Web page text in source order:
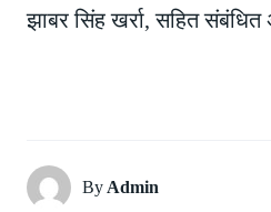
झाबर सिंह खर्रा, सहित
By Admin